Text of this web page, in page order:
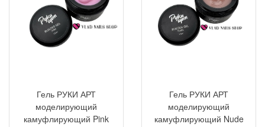
Гель РУКИ АРТ
моделирующий
камуфлирующий Pink
Гель РУКИ АРТ
моделирующий
камуфлирующий Nude